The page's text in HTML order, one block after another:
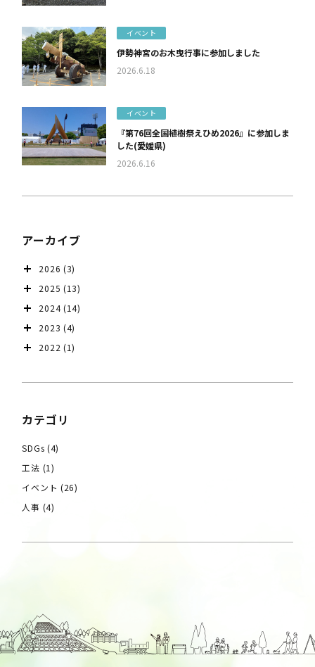
イベント
伊勢神宮のお木曳行事に参加しました
2026.6.18
イベント
『第76回全国植樹祭えひめ2026』に参加しま
した(愛媛県)
2026.6.16
アーカイブ
2026 (3)
2025 (13)
2024(14)
2023 (4)
2022 (1)
カテゴリ
SDGs (4)
工法 (1)
イベント (26)
人事 (4)